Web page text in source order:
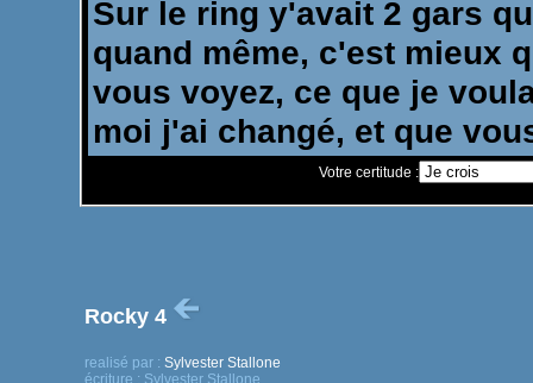
Votre certitude :
Rocky 4
realisé par : Sylvester Stallone
écriture : Sylvester Stallone